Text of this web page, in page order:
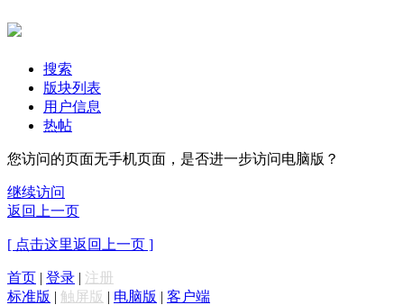
搜索
版块列表
用户信息
热帖
您访问的页面无手机页面，是否进一步访问电脑版？
继续访问
返回上一页
[ 点击这里返回上一页 ]
首页 | 登录 | 注册
标准版 | 触屏版 | 电脑版 | 客户端